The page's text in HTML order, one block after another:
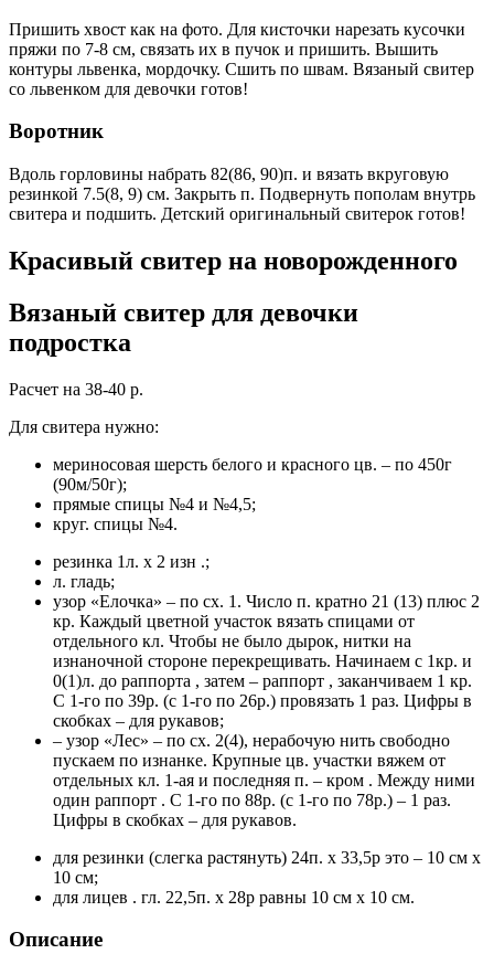
Пришить хвост как на фото. Для кисточки нарезать кусочки
пряжи по 7-8 см, связать их в пучок и пришить. Вышить
контуры львенка, мордочку. Сшить по швам. Вязаный свитер
со львенком для девочки готов!
Воротник
Вдоль горловины набрать 82(86, 90)п. и вязать вкруговую
резинкой 7.5(8, 9) см. Закрыть п. Подвернуть пополам внутрь
свитера и подшить. Детский оригинальный свитерок готов!
Красивый свитер на новорожденного
Вязаный свитер для девочки
подростка
Расчет на 38-40 р.
Для свитера нужно:
мериносовая шерсть белого и красного цв. – по 450г
(90м/50г);
прямые спицы №4 и №4,5;
круг. спицы №4.
резинка 1л. х 2 изн .;
л. гладь;
узор «Елочка» – по сх. 1. Число п. кратно 21 (13) плюс 2
кр. Каждый цветной участок вязать спицами от
отдельного кл. Чтобы не было дырок, нитки на
изнаночной стороне перекрещивать. Начинаем с 1кр. и
0(1)л. до раппорта , затем – раппорт , заканчиваем 1 кр.
С 1-го по 39р. (с 1-го по 26р.) провязать 1 раз. Цифры в
скобках – для рукавов;
– узор «Лес» – по сх. 2(4), нерабочую нить свободно
пускаем по изнанке. Крупные цв. участки вяжем от
отдельных кл. 1-ая и последняя п. – кром . Между ними
один раппорт . С 1-го по 88р. (с 1-го по 78р.) – 1 раз.
Цифры в скобках – для рукавов.
для резинки (слегка растянуть) 24п. х 33,5р это – 10 см х
10 см;
для лицев . гл. 22,5п. х 28р равны 10 см х 10 см.
Описание